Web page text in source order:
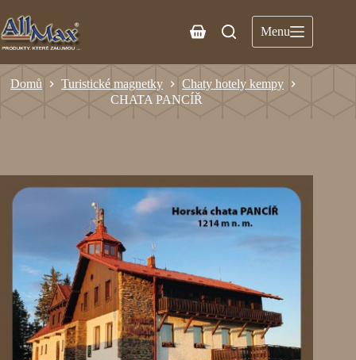
Menu
Domů Turistické magnetky
Chaty hotely kempy
CHATA PANCÍŘ